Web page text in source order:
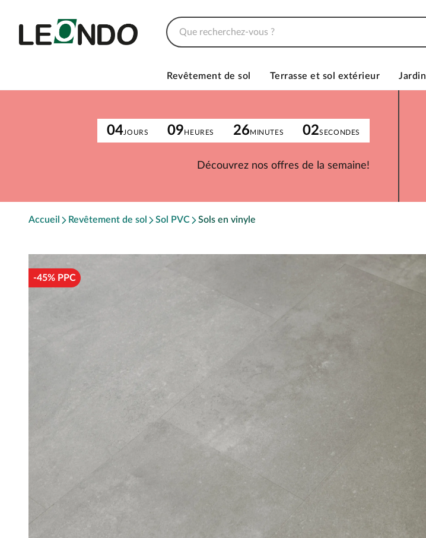
Revêtement de sol Terrasse et sol extérieur Jardin
04JOURS 09HEURES 26MINUTES 02SECONDES
Découvrez nos offres de la semaine!
Accueil Revêtement de sol Sol PVC Sols en vinyle
-45% PPC